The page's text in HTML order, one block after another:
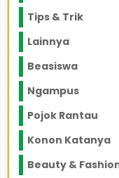
Tips & Trik
Lainnya
Beasiswa
Ngampus
Pojok Rantau
Konon Katanya
Beauty &